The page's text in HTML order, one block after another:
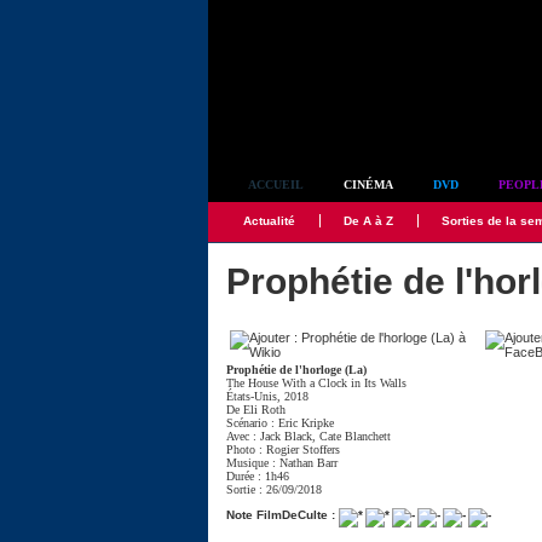
ACCUEIL CINÉMA DVD
Actualité De A à Z Sorties de la
Prophétie de
Prophétie de l'horloge (La)
The House With a Clock in Its Walls
États-Unis, 2018
De Eli Roth
Scénario : Eric Kripke
Avec : Jack Black Cate Blanchett
Photo : Rogier Stoffers
Musique : Nathan Barr
Durée : 1h46
Sortie : 26/09/2018
Note FilmDeCulte :